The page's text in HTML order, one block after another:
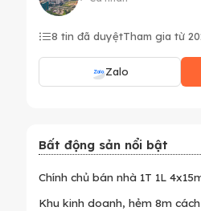
8 tin đã duyệtTham gia từ
Zalo
Bất động sản nổi bật
Chính chủ bán nhà 1T 1L
Khu kinh doanh, hẻm 8m